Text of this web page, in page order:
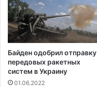
н
е
н
е
м
Байден одобрил отправку
передовых ракетных
систем в Украину
01.06.2022